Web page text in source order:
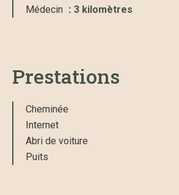
Médecin
3 kilomètres
Prestations
Cheminée
Internet
Abri de voiture
Puits